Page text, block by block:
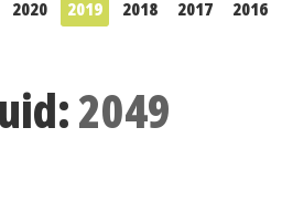
2020 2019 2018 2017 2016
2049